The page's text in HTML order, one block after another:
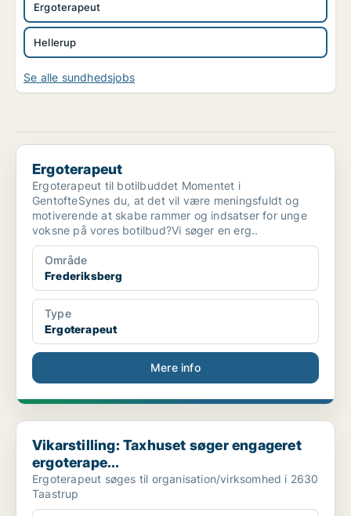
Ergoterapeut
Hellerup
Se alle sundhedsjobs
Ergoterapeut
Ergoterapeut
Ergoterapeut til botilbuddet Momentet i
GentofteSynes du, at det vil være meningsfuldt og
motiverende at skabe rammer og indsatser for unge
voksne på vores botilbud?Vi søger en erg..
Område
Frederiksberg
Type
Ergoterapeut
Mere info
Vikarstilling: Taxhuset søger engageret ergoterape...
Vikarstilling: Taxhuset søger engageret
ergoterape...
Ergoterapeut søges til organisation/virksomhed i 2630
Taastrup